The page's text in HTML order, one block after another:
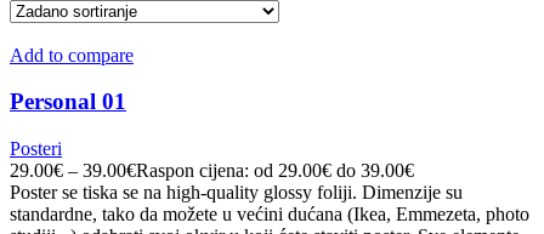
Add to compare
Personal 01
Posteri
29.00€ – 39.00€Raspon cijena: od 29.00€ do 39.00€
Poster se tiska se na high-quality glossy foliji. Dimenzije su
standardne, tako da možete u većini dućana (Ikea, Emmezeta, photo